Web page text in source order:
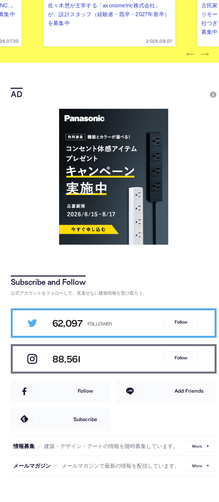
」
集中
佐々木慧が主宰する「axonometric株式会社」
が、設計スタッフ（経験者・既卒・2027年新卒）
を募集中
2026.08.07
古民
リモ
社つ
募集中
公式アカウントをフォローして、見逃せない建築情報を受け取ろう。
62,097 Follow
88,561 Follow
Follow Add Friends
Subscribe
情報募集 ／ 建築・デザイン・アートの情報を随時募集しています。 More
メールマガジン ／ メールマガジンで最新の情報を配信しています。 More